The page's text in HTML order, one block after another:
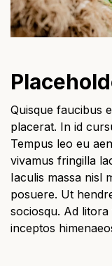
Quisque faucibus
placerat. In id
Tempus leo eu
vivamus fringilla
Iaculis massa nisl
posuere. Ut
sociosqu. Ad
inceptos